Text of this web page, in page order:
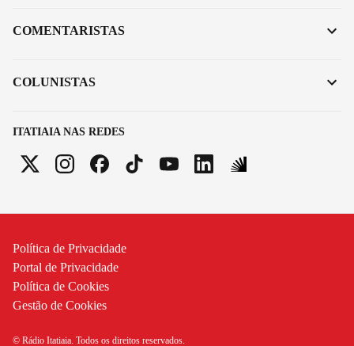
ITATIAIA NAS REDES
COMENTARISTAS
COLUNISTAS
Política de Privacidade
Portal de Privacidade
Política de Cookies
Gestão de Cookies
© Rádio Itatiaia. Todos os direitos reservados.